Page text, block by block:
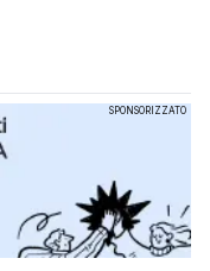
SPONSORIZZATO